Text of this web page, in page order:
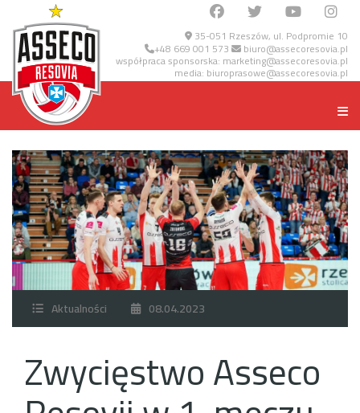
35-051 Rzeszów, ul. Podpromie 10
+48 669 001 573 biuro@assecoresovia.pl
współpraca sponsorska: marketing@assecoresovia.pl
media: biuroprasowe@assecoresovia.pl
Aktualności 08.04.2023
Zwycięstwo Asseco